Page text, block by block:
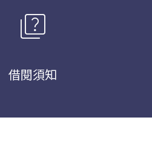
quiz
借閱須知